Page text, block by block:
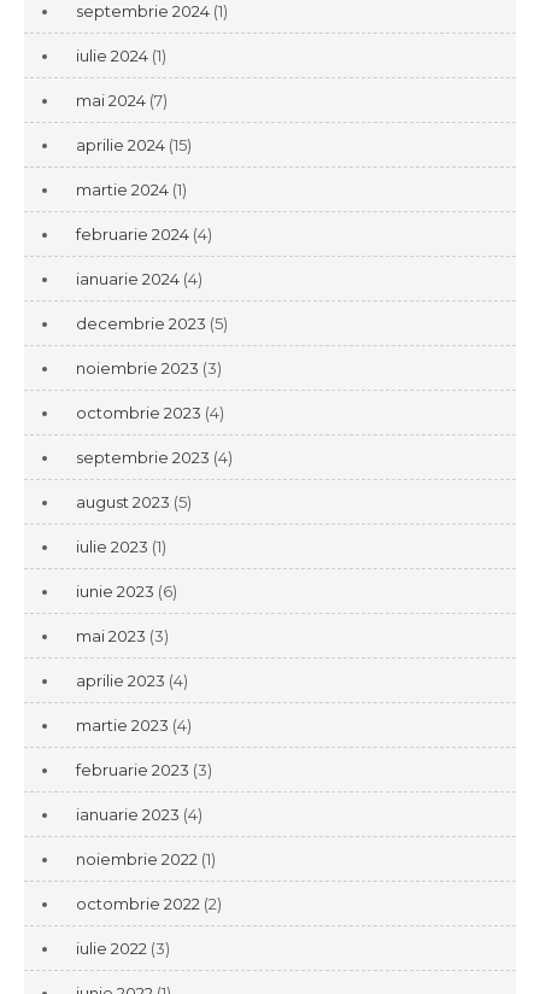
septembrie 2024 (1)
iulie 2024 (1)
mai 2024 (7)
aprilie 2024 (15)
martie 2024 (1)
februarie 2024 (4)
ianuarie 2024 (4)
decembrie 2023 (5)
noiembrie 2023 (3)
octombrie 2023 (4)
septembrie 2023 (4)
august 2023 (5)
iulie 2023 (1)
iunie 2023 (6)
mai 2023 (3)
aprilie 2023 (4)
martie 2023 (4)
februarie 2023 (3)
ianuarie 2023 (4)
noiembrie 2022 (1)
octombrie 2022 (2)
iulie 2022 (3)